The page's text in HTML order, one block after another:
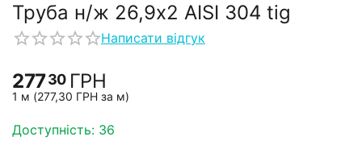
Труба н/ж 26,9х2 AISI 304 tig
Написати відгук
27730 ГРН
1 м (277,30 ГРН за м)
Доступність: 36